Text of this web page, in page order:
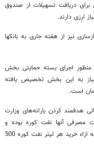
بزرگ صنعتی برای دریافت تسهیلات از صندوق
ارزی دارند.
نیز از هفته جاری به بانکها
اجرای بسته حمایتی بخش
به این بخش تخصیص یافته
هدفمند کردن یارانه‌های وزارت
آنها نفت کوره بوده و
امکان دسترسی به شبکه گاز طبیعی را ندارند، به ازاء خرید هر لیتر نفت کوره 500